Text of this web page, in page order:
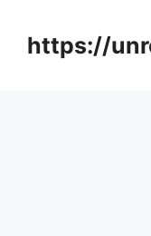
contenthttps://